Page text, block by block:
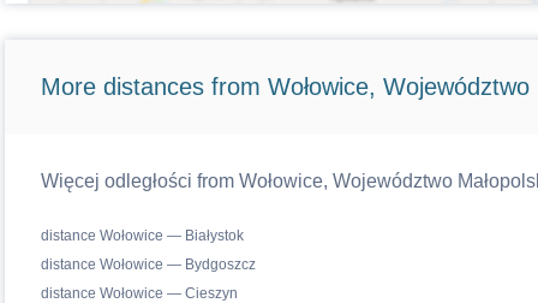
More distances from Wołowice, Województwo
Więcej odległości from Wołowice, Województwo
distance Wołowice — Białystok
distance Wołowice — Bydgoszcz
distance Wołowice — Cieszyn